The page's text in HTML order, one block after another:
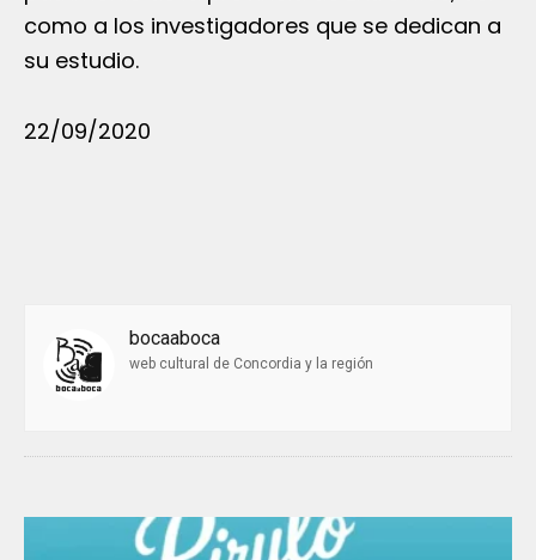
como a los investigadores que se dedican a
su estudio.
22/09/2020
bocaaboca
web cultural de Concordia y la región